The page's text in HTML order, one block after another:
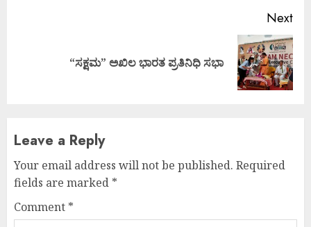
Next
“ಸಕ್ಷಮ” ಅಖಿಲ ಭಾರತ ಪ್ರತಿನಿಧಿ ಸಭಾ
Leave a Reply
Your email address will not be published. Required
fields are marked *
Comment *